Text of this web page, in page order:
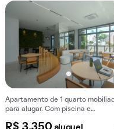
Apartamento de 1 quarto
para alugar. Com piscina e